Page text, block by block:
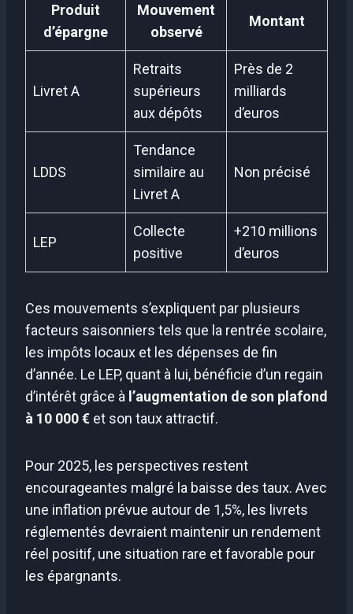
Produit
d’épargne
Mouvement
observé
Montant
Livret A
Retraits
supérieurs
aux dépôts
Près de 2
milliards
d’euros
LDDS
Tendance
similaire au
Livret A
Non précisé
LEP
Collecte
positive
+210 millions
d’euros
Ces mouvements s’expliquent par plusieurs
facteurs saisonniers tels que la rentrée scolaire,
les impôts locaux et les dépenses de fin
d’année. Le LEP, quant à lui, bénéficie d’un regain
d’intérêt grâce à l’augmentation de son plafond
à 10 000 € et son taux attractif.
Pour 2025, les perspectives restent
encourageantes malgré la baisse des taux. Avec
une inflation prévue autour de 1,5%, les livrets
réglementés devraient maintenir un rendement
réel positif, une situation rare et favorable pour
les épargnants.